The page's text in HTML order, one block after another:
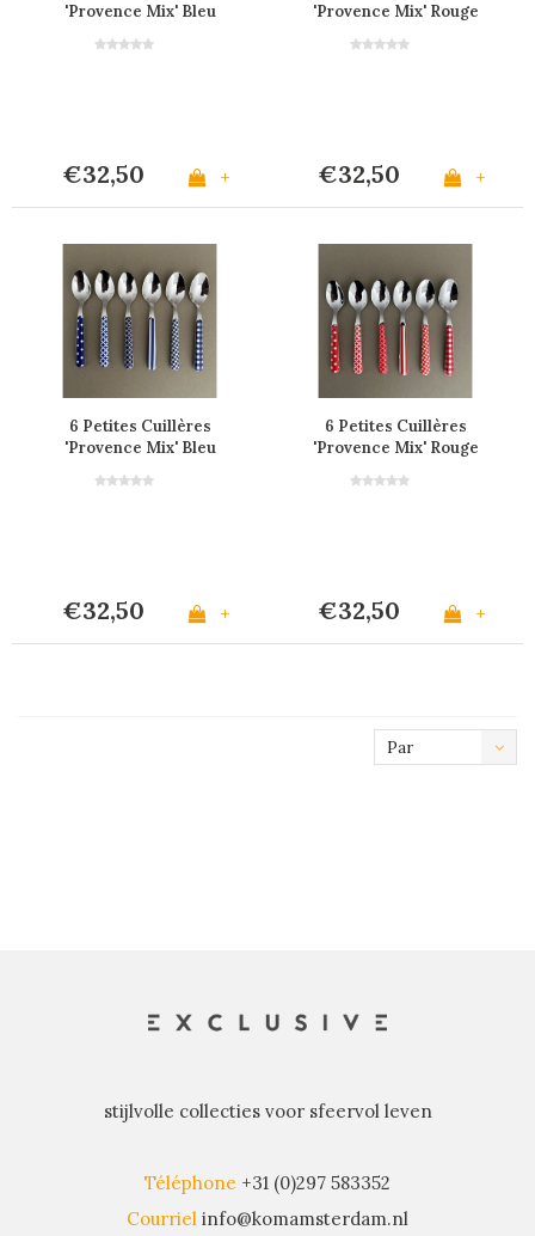
'Provence Mix' Bleu
€32,50 +
'Provence Mix' Rouge
€32,50 +
6 Petites Cuillères
'Provence Mix' Bleu
€32,50 +
6 Petites Cuillères
'Provence Mix' Rouge
€32,50 +
Par
stijlvolle collecties voor sfeervol leven
Téléphone +31 (0)297 583352
Courriel info@komamsterdam.nl